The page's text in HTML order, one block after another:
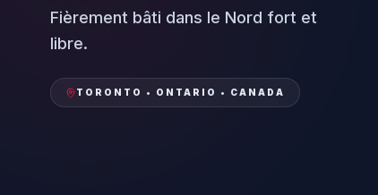
Fièrement bâti dans le Nord fort et
libre.
TORONTO • ONTARIO • CANADA